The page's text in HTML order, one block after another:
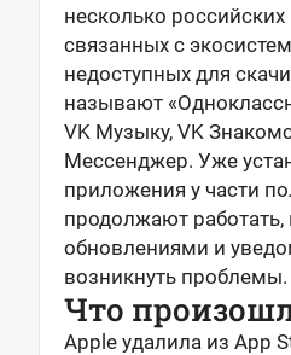
несколько
связанных с
недоступных для
называют
VK Музыку, VK
Мессенджер. Уже
приложения у части
продолжают работать,
обновлениями и
возникнуть проблемы.
Что
Apple удалила из App